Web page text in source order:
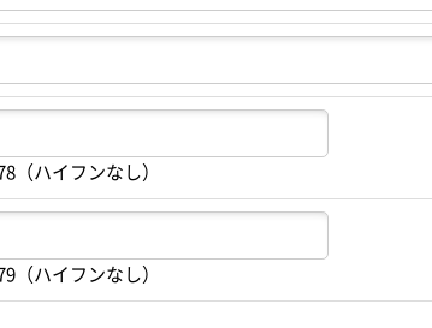
（ハイフンなし）
（ハイフンなし）